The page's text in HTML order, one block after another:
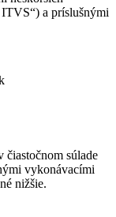
a príslušnými
čiastočnom súlade
vykonávacími
nižšie.